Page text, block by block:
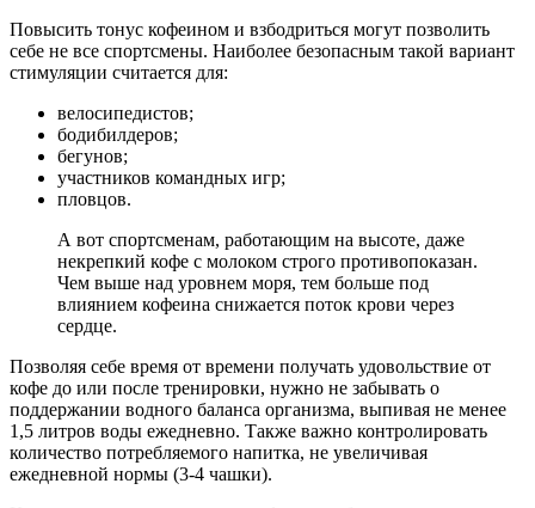
Повысить тонус кофеином и взбодриться могут позволить
себе не все спортсмены. Наиболее безопасным такой вариант
стимуляции считается для:
велосипедистов;
бодибилдеров;
бегунов;
участников командных игр;
пловцов.
А вот спортсменам, работающим на высоте, даже
некрепкий кофе с молоком строго противопоказан.
Чем выше над уровнем моря, тем больше под
влиянием кофеина снижается поток крови через
сердце.
Позволяя себе время от времени получать удовольствие от
кофе до или после тренировки, нужно не забывать о
поддержании водного баланса организма, выпивая не менее
1,5 литров воды ежедневно. Также важно контролировать
количество потребляемого напитка, не увеличивая
ежедневной нормы (3-4 чашки).